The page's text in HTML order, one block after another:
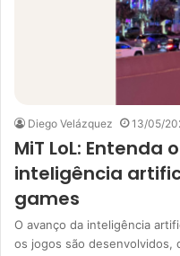
Diego Velázquez 13/05/
MiT LoL: Entenda
inteligência
games
O avanço da inteligência
os jogos são desenvolvidos,